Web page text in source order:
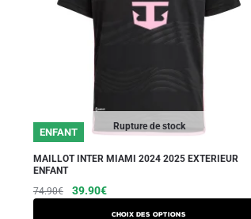
Rupture de stock
ENFANT
MAILLOT INTER MIAMI 2024 2025 EXTERIEUR
ENFANT
74.90€
Le
39.90€Le
Choix des options
Ce
produit